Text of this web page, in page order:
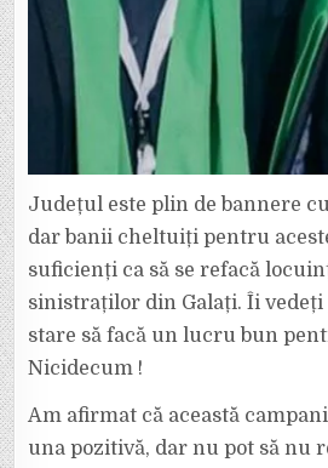
Județul este plin de bannere
dar banii cheltuiți pentru
suficienți ca să se refacă
sinistraților din Galați. Îi vedeți
stare să facă un lucru bun
Nicidecum !
Am afirmat că această
una pozitivă, dar nu pot să nu